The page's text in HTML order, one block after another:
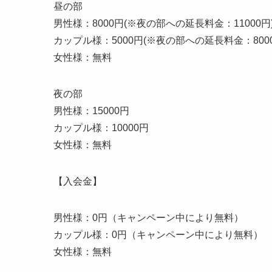
昼の部
男性様：8000円(※夜の部への延長料金：11000
カップル様：5000円(※夜の部への延長料金：
女性様：無料
夜の部
男性様：15000円
カップル様：10000円
女性様：無料
【入会金】
男性様：0円（キャンペーン中により無料）
カップル様：0円（キャンペーン中により無料）
女性様：無料